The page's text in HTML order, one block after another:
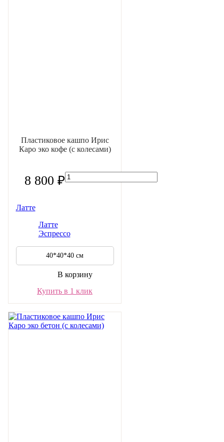
Пластиковое кашпо Ирис
Каро эко кофе (с колесами)
8 800 ₽
Латте
Латте
Эспрессо
40*40*40 см
В корзину
Купить в 1 клик